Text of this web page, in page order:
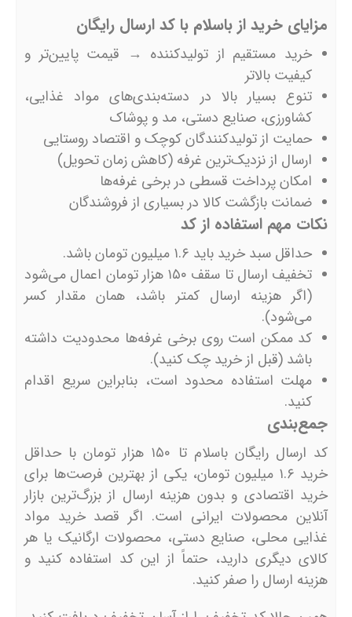
مزایای خرید از باسلام با کد ارسال رایگان
خرید مستقیم از تولیدکننده → قیمت پایین‌تر و
کیفیت بالاتر
تنوع بسیار بالا در دسته‌بندی‌های مواد غذایی،
کشاورزی، صنایع دستی، مد و پوشاک
حمایت از تولیدکنندگان کوچک و اقتصاد روستایی
ارسال از نزدیک‌ترین غرفه (کاهش زمان تحویل)
امکان پرداخت قسطی در برخی غرفه‌ها
ضمانت بازگشت کالا در بسیاری از فروشندگان
نکات مهم استفاده از کد
حداقل سبد خرید باید ۱.۶ میلیون تومان باشد.
تخفیف ارسال تا سقف ۱۵۰ هزار تومان اعمال می‌شود
(اگر هزینه ارسال کمتر باشد، همان مقدار کسر
می‌شود).
کد ممکن است روی برخی غرفه‌ها محدودیت داشته
باشد (قبل از خرید چک کنید).
مهلت استفاده محدود است، بنابراین سریع اقدام
کنید.
جمع‌بندی
کد ارسال رایگان باسلام تا ۱۵۰ هزار تومان با حداقل
خرید ۱.۶ میلیون تومان، یکی از بهترین فرصت‌ها برای
خرید اقتصادی و بدون هزینه ارسال از بزرگ‌ترین بازار
آنلاین محصولات ایرانی است. اگر قصد خرید مواد
غذایی محلی، صنایع دستی، محصولات ارگانیک یا هر
کالای دیگری دارید، حتماً از این کد استفاده کنید و
هزینه ارسال را صفر کنید.